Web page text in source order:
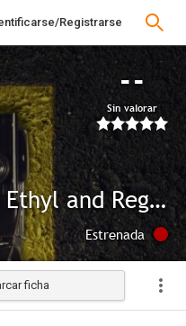
Registrarse
--
Sin valorar
Between Ethyl and Regular
Estrenada
ficha